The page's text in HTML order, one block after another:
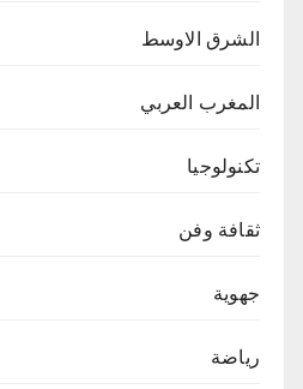
الشرق الاوسط
المغرب العربي
تكنولوجيا
ثقافة وفن
جهوية
رياضة